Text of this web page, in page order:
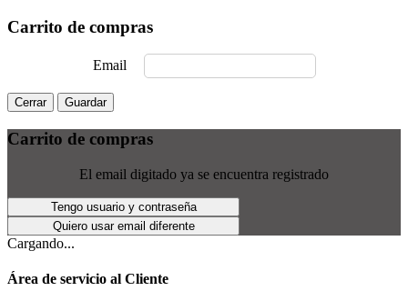
Carrito de compras
Email
Cerrar Guardar
Carrito de compras
El email digitado ya se encuentra registrado
Tengo usuario y contraseña
Quiero usar email diferente
Cargando...
Área de servicio al Cliente